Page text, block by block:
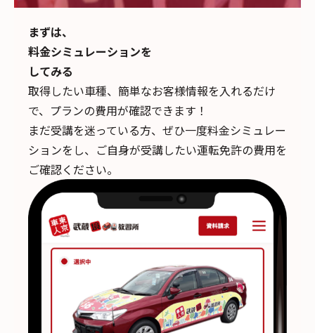
まずは、
料金シミュレーションを
してみる
取得したい車種、簡単なお客様情報を入れるだけ
で、 プランの費用が確認できます！
まだ受講を迷っている方、ぜひ一度料金シミュレー
ションをし、ご自身が受講したい運転免許の費用を
ご確認ください。